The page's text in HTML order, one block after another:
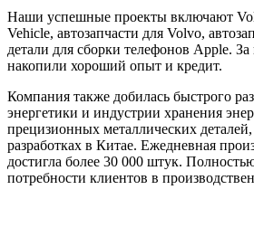
Наши успешные проекты включают
Vehicle, автозапчасти для Volvo,
детали для сборки телефонов Apple.
накопили хороший опыт и кредит.
Компания также добилась быстрого
энергетики и индустрии хранения
прецизионных металлических
разработках в Китае. Ежедневная
достигла более 30 000 штук.
потребности клиентов в